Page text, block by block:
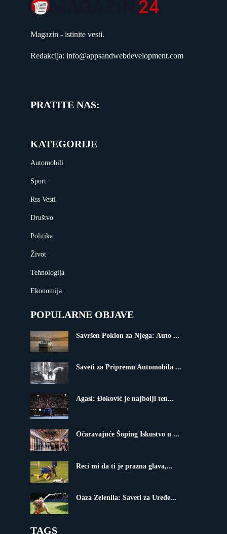
Magazin - istinite vesti.
Redakcija: info@appsandwebdevelopment.com
PRATITE NAS:
KATEGORIJE
Automobili
Sport
Rss Vesti
Društvo
Politika
Život
Tehnologija
Ekonomija
POPULARNE OBJAVE
Savršen Poklon za Njega: Auto ...
Saveti za Pripremu Automobila ...
Agasi: Đoković je najbolji ten...
Očaravajuće Šoping Iskustvo u ...
Reci mi da ti je prazna glava,...
Oaza Zelenila: Saveti za Uređe...
TAGS